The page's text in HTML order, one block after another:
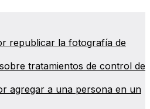
republicar la fotografía de
tratamientos de control de
agregar a una persona en un